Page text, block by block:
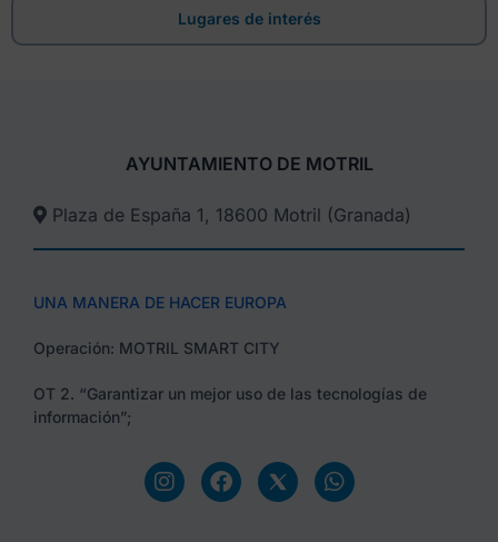
Lugares de interés
AYUNTAMIENTO DE MOTRIL
Plaza de España 1, 18600 Motril (Granada)​
UNA MANERA DE HACER EUROPA
Operación: MOTRIL SMART CITY
OT 2. “Garantizar un mejor uso de las tecnologías de
información”;